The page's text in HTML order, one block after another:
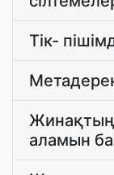
Тік-
Жинақтың
аламын